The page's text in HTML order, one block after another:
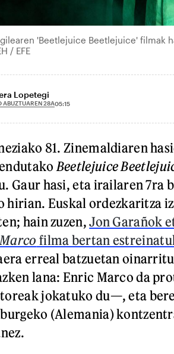
'Beetlejuice Beetlejuice' filmak
/ EFE
Lopetegi
ABUZTUAREN 28A05:15
81. Zinemaldiaren
Beetlejuice
Gaur hasi, eta irailaren 7ra
hirian. Euskal ordezkaritza
hain zuzen,Jon Garañok
Marco filma bertan
erreal batzuetan
lana: Enric Marco da
jokatuko du—, eta
(Alemania)